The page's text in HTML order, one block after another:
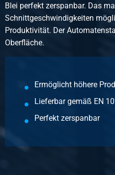
Stück pro KG
Bruttopreis
Wählen Sie
Artikelnummer
Beschreibung
Pb min 0,2%
Bruttopreis
Blei perfekt zerspanbar. Das
Schnittgeschwindigkeiten
Produktivität. Der
Oberfläche.
Ermöglicht höhere
Lieferbar gemäß EN
Perfekt zerspanbar